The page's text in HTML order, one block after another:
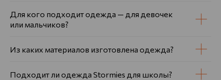
Для кого подходит одежда — для девочек
или мальчиков?
Из каких материалов изготовлена одежда?
Подходит ли одежда Stormies для школы?